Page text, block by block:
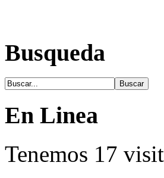
Busqueda
En Linea
Tenemos 17